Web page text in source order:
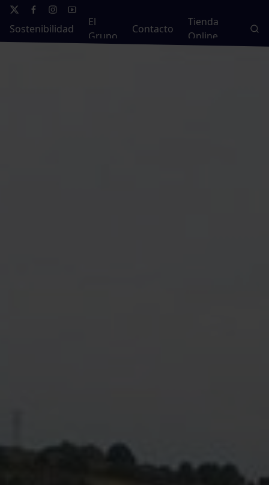
Sostenibilidad
El
Grupo
Contacto
Tienda
Online